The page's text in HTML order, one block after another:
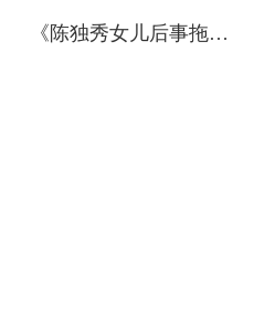
《陈独秀女儿后事拖了